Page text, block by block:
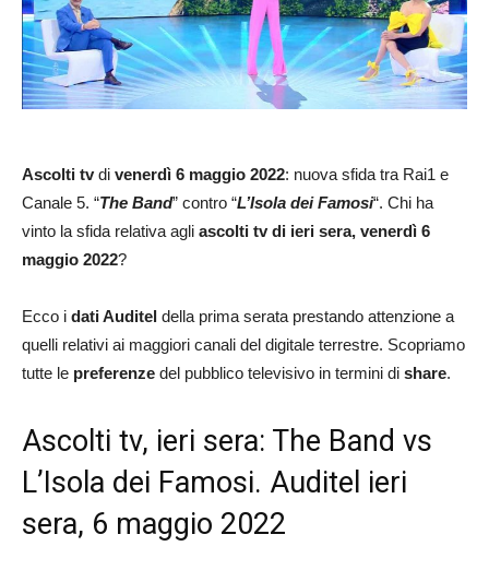
Ascolti tvdi venerdì 6 maggio 2022: nuova sfida tra Rai1 e
Canale 5. “The Band” contro “L’Isola dei Famosi“. Chi ha
vinto la sfida relativa agli ascolti tv di ieri sera, venerdì 6
maggio 2022?
Ecco i dati Auditel della prima serata prestando attenzione a
quelli relativi ai maggiori canali del digitale terrestre. Scopriamo
tutte le preferenze del pubblico televisivo in termini di share.
Ascolti tv, ieri sera: The Band vs
L’Isola dei Famosi. Auditel ieri
sera, 6 maggio 2022